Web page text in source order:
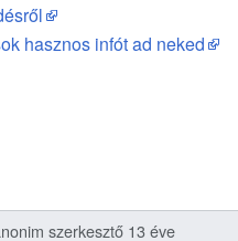
hasznos infót ad neked
szerkesztő 13 éve